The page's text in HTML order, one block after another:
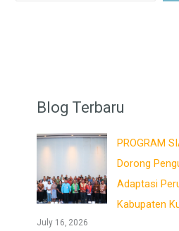
Blog Terbaru
PROGRAM
Dorong
Adaptasi
Kabupaten
July 16, 2026